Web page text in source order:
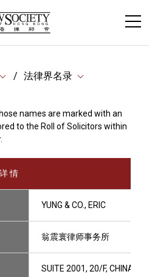
法律界名录
names are marked with an
to the Roll of Solicitors within
情
YUNG & CO., ERIC
翁震寰律师事务所
SUITE 2001, 20/F, CHINA